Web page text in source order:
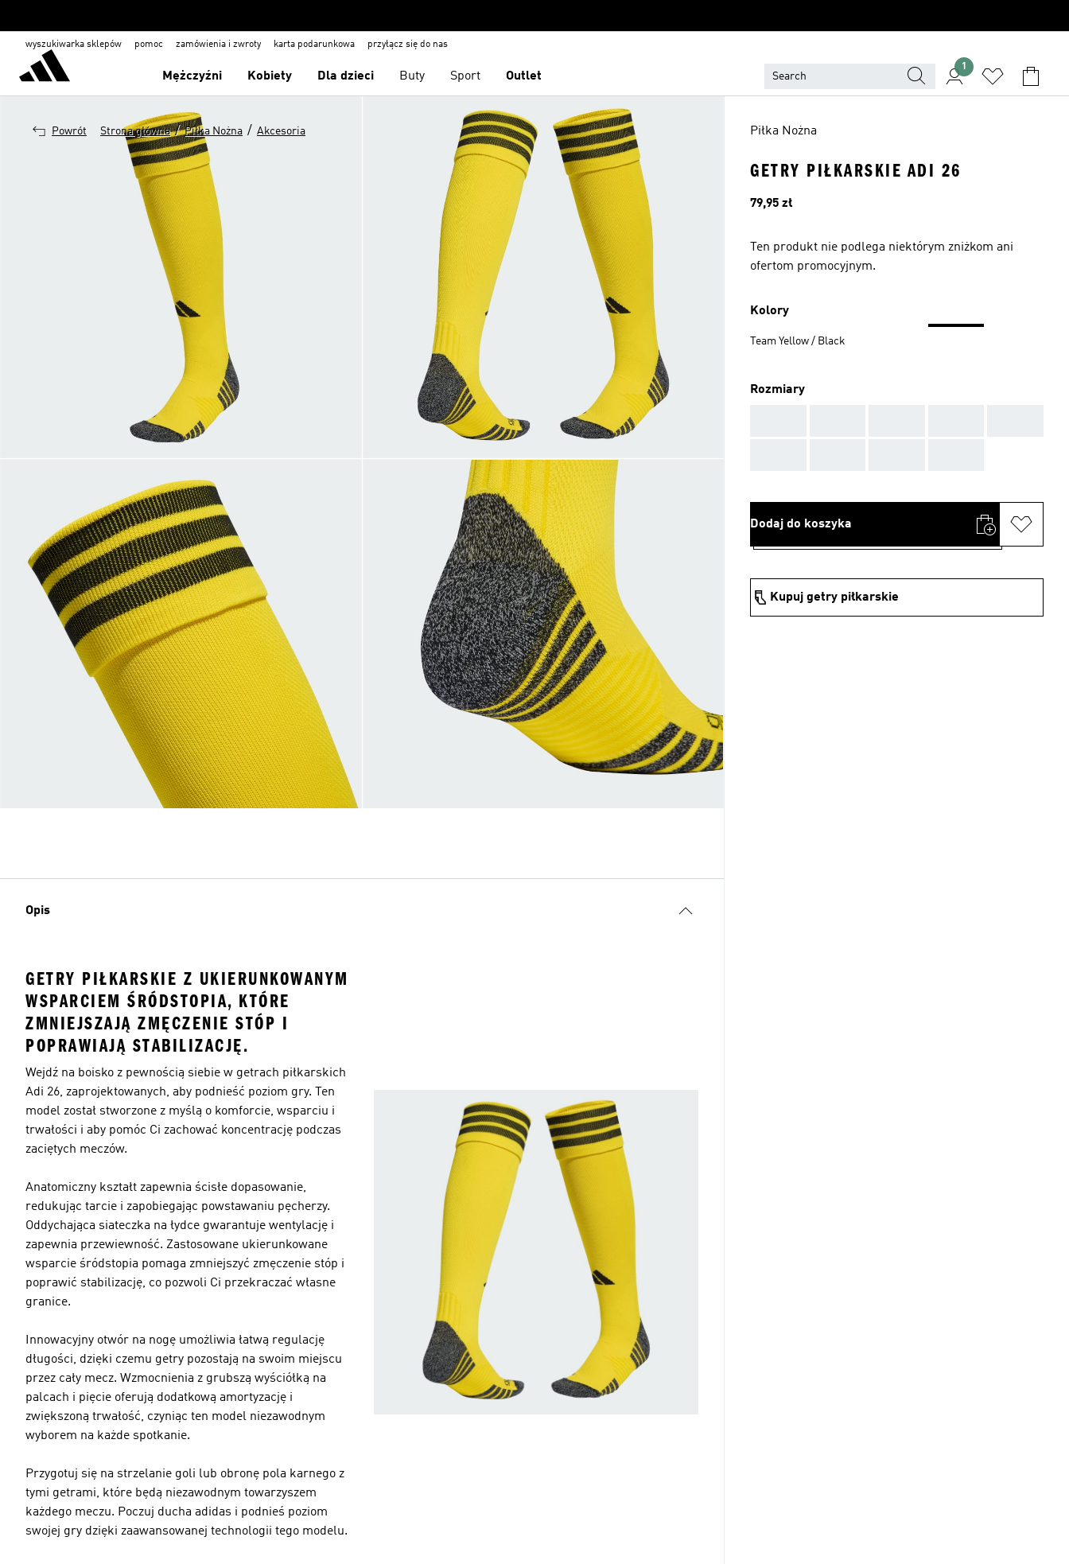
wyszukiwarka sklepów pomoc zamówienia i zwroty karta podarunkowa przyłącz się do nas
Mężczyźni Kobiety Dla dzieci Buty Sport Outlet
1
Powrót Strona główna / Piłka Nożna / Akcesoria
Opis
GETRY PIŁKARSKIE Z UKIERUNKOWANYM
WSPARCIEM ŚRÓDSTOPIA, KTÓRE
ZMNIEJSZAJĄ ZMĘCZENIE STÓP I
POPRAWIAJĄ STABILIZACJĘ.
Wejdź na boisko z pewnością siebie w getrach piłkarskich
Adi 26, zaprojektowanych, aby podnieść poziom gry. Ten
model został stworzone z myślą o komforcie, wsparciu i
trwałości i aby pomóc Ci zachować koncentrację podczas
zaciętych meczów.
Anatomiczny kształt zapewnia ścisłe dopasowanie,
redukując tarcie i zapobiegając powstawaniu pęcherzy.
Oddychająca siateczka na łydce gwarantuje wentylację i
zapewnia przewiewność. Zastosowane ukierunkowane
wsparcie śródstopia pomaga zmniejszyć zmęczenie stóp i
poprawić stabilizację, co pozwoli Ci przekraczać własne
granice.
Innowacyjny otwór na nogę umożliwia łatwą regulację
długości, dzięki czemu getry pozostają na swoim miejscu
przez cały mecz. Wzmocnienia z grubszą wyściółką na
palcach i pięcie oferują dodatkową amortyzację i
zwiększoną trwałość, czyniąc ten model niezawodnym
wyborem na każde spotkanie.
Przygotuj się na strzelanie goli lub obronę pola karnego z
tymi getrami, które będą niezawodnym towarzyszem
każdego meczu. Poczuj ducha adidas i podnieś poziom
swojej gry dzięki zaawansowanej technologii tego modelu.
Piłka Nożna
GETRY PIŁKARSKIE ADI 26
Cena
79,95 zł
Ten produkt nie podlega niektórym zniżkom ani
ofertom promocyjnym.
Kolory
Team Yellow / Black
Rozmiary
Dodaj do koszyka
Kupuj getry piłkarskie